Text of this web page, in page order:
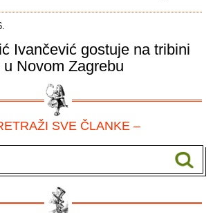
Ivančević gostuje na tribini
Novom Zagrebu
SVE ČLANKE –